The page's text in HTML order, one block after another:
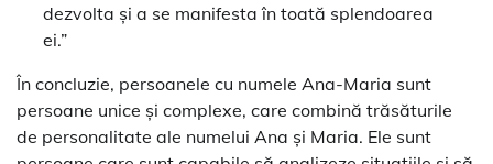
dezvolta și a se manifesta în toată splendoarea
ei.”
În concluzie, persoanele cu numele Ana-Maria sunt
persoane unice și complexe, care combină trăsăturile
de personalitate ale numelui Ana și Maria. Ele sunt